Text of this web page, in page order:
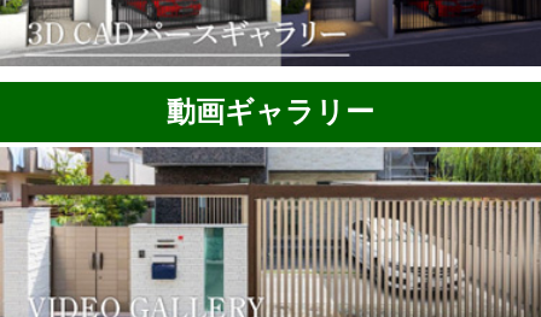
動画ギャラリー